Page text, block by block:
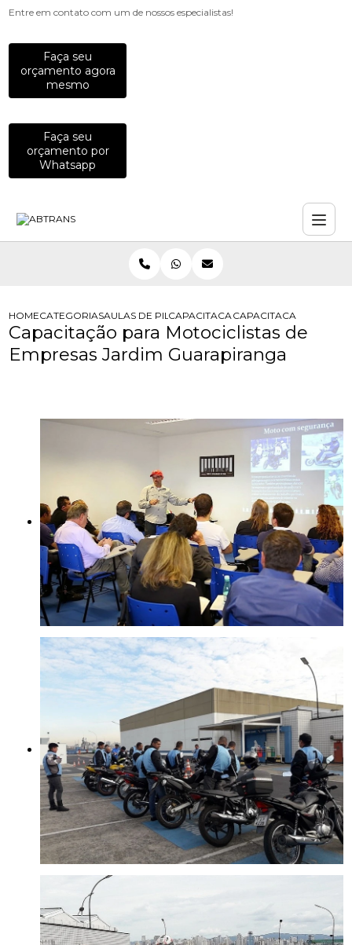
Entre em contato com um de nossos especialistas!
Faça seu
orçamento agora
mesmo
Faça seu
orçamento por
Whatsapp
HOMECATEGORIASAULAS DE PILOTAGEM PARA EMPRESAS
CAPACITACAO PARACAPACITACAO PARA
Capacitação para Motociclistas de
Empresas Jardim Guarapiranga